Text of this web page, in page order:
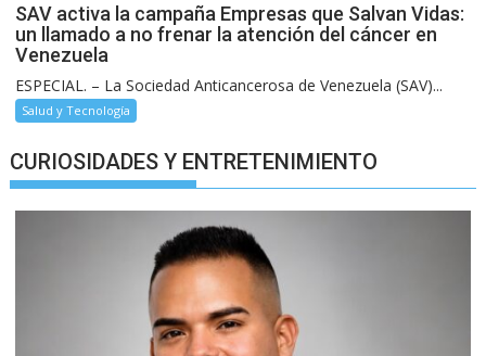
SAV activa la campaña Empresas que Salvan Vidas:
un llamado a no frenar la atención del cáncer en
Venezuela
ESPECIAL. – La Sociedad Anticancerosa de Venezuela (SAV)...
Salud y Tecnología
CURIOSIDADES Y ENTRETENIMIENTO